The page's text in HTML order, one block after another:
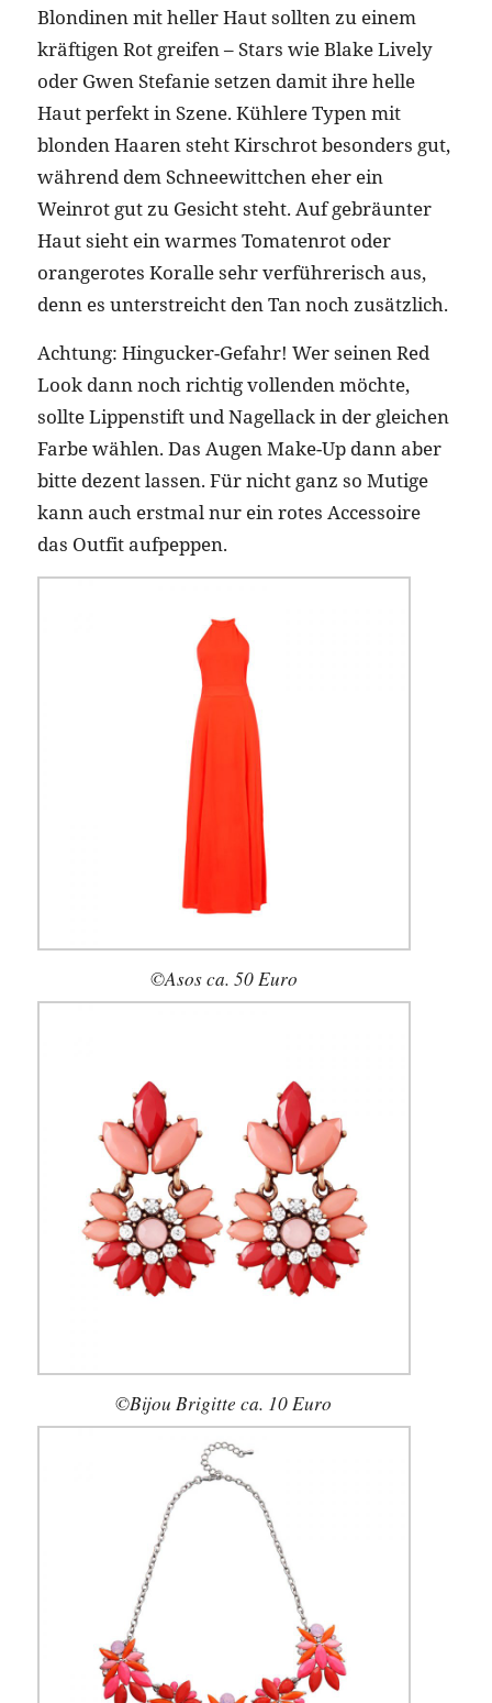
Blondinen mit heller Haut sollten zu einem
kräftigen Rot greifen – Stars wie Blake Lively
oder Gwen Stefanie setzen damit ihre helle
Haut perfekt in Szene. Kühlere Typen mit
blonden Haaren steht Kirschrot besonders gut,
während dem Schneewittchen eher ein
Weinrot gut zu Gesicht steht. Auf gebräunter
Haut sieht ein warmes Tomatenrot oder
orangerotes Koralle sehr verführerisch aus,
denn es unterstreicht den Tan noch zusätzlich.
Achtung: Hingucker-Gefahr! Wer seinen Red
Look dann noch richtig vollenden möchte,
sollte Lippenstift und Nagellack in der gleichen
Farbe wählen. Das Augen Make-Up dann aber
bitte dezent lassen. Für nicht ganz so Mutige
kann auch erstmal nur ein rotes Accessoire
das Outfit aufpeppen.
©Asos ca. 50 Euro
©Bijou Brigitte ca. 10 Euro